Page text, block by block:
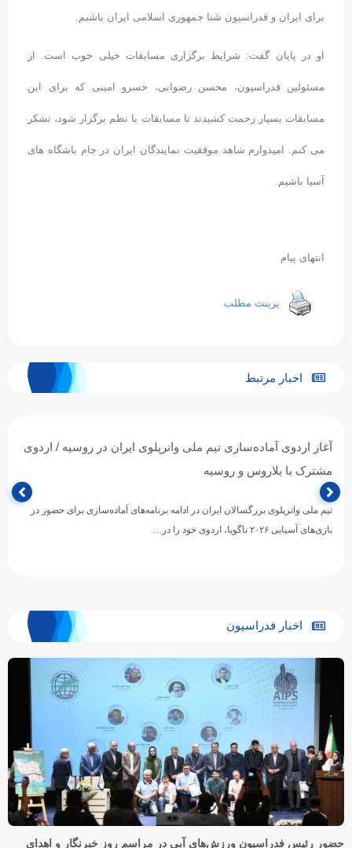
برای ایران و فدراسیون شنا جمهوری اسلامی ایران باشیم.
او در پایان گفت: شرایط برگزاری مسابقات خیلی خوب است. از
مسئولین فدراسیون، محسن رضوانی، خسرو امینی که برای این
مسابقات بسیار زحمت کشیدند تا مسابقات با نظم برگزار شود، تشکر
می کنم. امیدوارم شاهد موفقیت نمایندگان ایران در جام باشگاه های
آسیا باشیم.
انتهای پیام
پرینت مطلب
اخبار مرتبط
آغاز اردوی آماده‌سازی تیم ملی واترپلوی ایران در روسیه / اردوی
مشترک با بلاروس و روسیه
تیم ملی واترپلوی بزرگسالان ایران در ادامه برنامه‌های آماده‌سازی برای حضور در
بازی‌های آسیایی ۲۰۲۶ ناگویا، اردوی خود را در…
اخبار فدراسیون
حضور رئیس فدراسیون ورزش‌های آبی در مراسم روز خبرنگار و اهدای